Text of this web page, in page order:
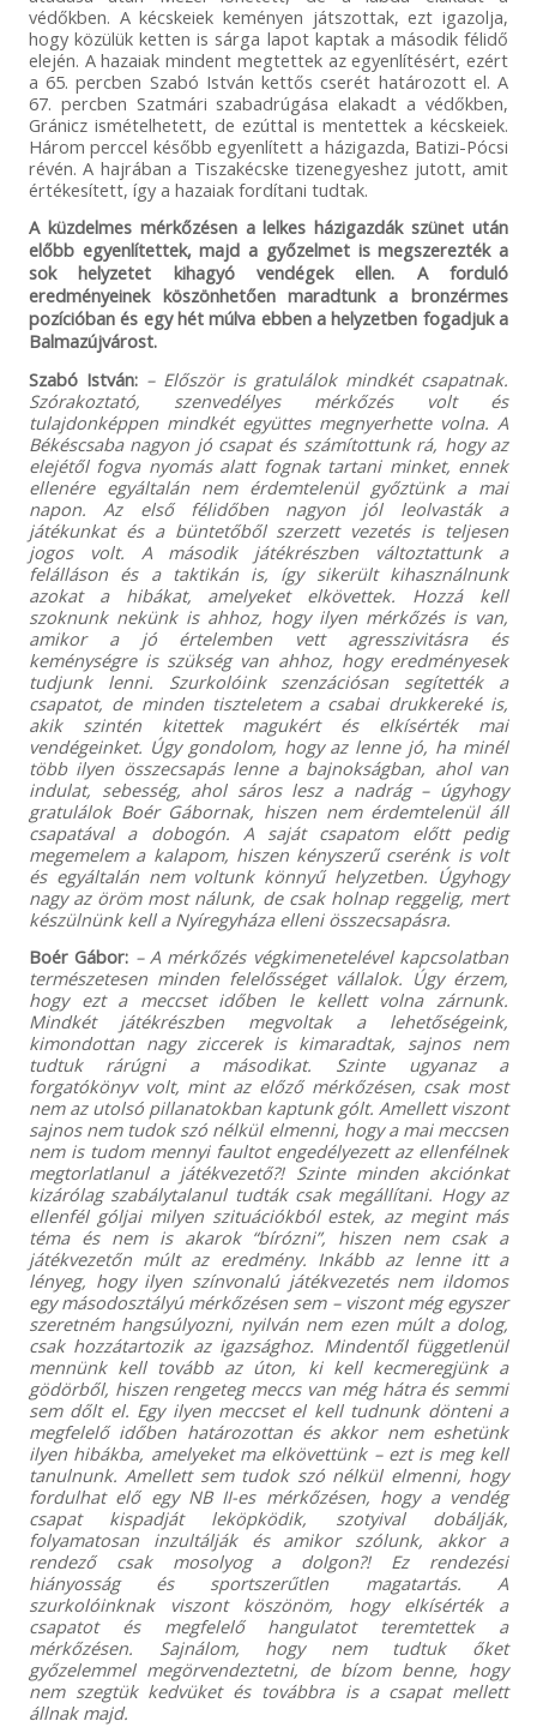
védőkben. A kécskeiek keményen játszottak, ezt igazolja,
hogy közülük ketten is sárga lapot kaptak a második félidő
elején. A hazaiak mindent megtettek az egyenlítésért, ezért
a 65. percben Szabó István kettős cserét határozott el. A
67. percben Szatmári szabadrúgása elakadt a védőkben,
Gránicz ismételhetett, de ezúttal is mentettek a kécskeiek.
Három perccel később egyenlített a házigazda, Batizi-Pócsi
révén. A hajrában a Tiszakécske tizenegyeshez jutott, amit
értékesített, így a hazaiak fordítani tudtak.
A küzdelmes mérkőzésen a lelkes házigazdák szünet után
előbb egyenlítettek, majd a győzelmet is megszerezték a
sok helyzetet kihagyó vendégek ellen. A forduló
eredményeinek köszönhetően maradtunk a bronzérmes
pozícióban és egy hét múlva ebben a helyzetben fogadjuk a
Balmazújvárost.
Szabó István: – Először is gratulálok mindkét csapatnak.
Szórakoztató, szenvedélyes mérkőzés volt és
tulajdonképpen mindkét együttes megnyerhette volna. A
Békéscsaba nagyon jó csapat és számítottunk rá, hogy az
elejétől fogva nyomás alatt fognak tartani minket, ennek
ellenére egyáltalán nem érdemtelenül győztünk a mai
napon. Az első félidőben nagyon jól leolvasták a
játékunkat és a büntetőből szerzett vezetés is teljesen
jogos volt. A második játékrészben változtattunk a
felálláson és a taktikán is, így sikerült kihasználnunk
azokat a hibákat, amelyeket elkövettek. Hozzá kell
szoknunk nekünk is ahhoz, hogy ilyen mérkőzés is van,
amikor a jó értelemben vett agresszivitásra és
keménységre is szükség van ahhoz, hogy eredményesek
tudjunk lenni. Szurkolóink szenzációsan segítették a
csapatot, de minden tiszteletem a csabai drukkereké is,
akik szintén kitettek magukért és elkísérték mai
vendégeinket. Úgy gondolom, hogy az lenne jó, ha minél
több ilyen összecsapás lenne a bajnokságban, ahol van
indulat, sebesség, ahol sáros lesz a nadrág – úgyhogy
gratulálok Boér Gábornak, hiszen nem érdemtelenül áll
csapatával a dobogón. A saját csapatom előtt pedig
megemelem a kalapom, hiszen kényszerű cserénk is volt
és egyáltalán nem voltunk könnyű helyzetben. Úgyhogy
nagy az öröm most nálunk, de csak holnap reggelig, mert
készülnünk kell a Nyíregyháza elleni összecsapásra.
Boér Gábor: – A mérkőzés végkimenetelével kapcsolatban
természetesen minden felelősséget vállalok. Úgy érzem,
hogy ezt a meccset időben le kellett volna zárnunk.
Mindkét játékrészben megvoltak a lehetőségeink,
kimondottan nagy ziccerek is kimaradtak, sajnos nem
tudtuk rárúgni a másodikat. Szinte ugyanaz a
forgatókönyv volt, mint az előző mérkőzésen, csak most
nem az utolsó pillanatokban kaptunk gólt. Amellett viszont
sajnos nem tudok szó nélkül elmenni, hogy a mai meccsen
nem is tudom mennyi faultot engedélyezett az ellenfélnek
megtorlatlanul a játékvezető?! Szinte minden akciónkat
kizárólag szabálytalanul tudták csak megállítani. Hogy az
ellenfél góljai milyen szituációkból estek, az megint más
téma és nem is akarok “bírózni”, hiszen nem csak a
játékvezetőn múlt az eredmény. Inkább az lenne itt a
lényeg, hogy ilyen színvonalú játékvezetés nem ildomos
egy másodosztályú mérkőzésen sem – viszont még egyszer
szeretném hangsúlyozni, nyilván nem ezen múlt a dolog,
csak hozzátartozik az igazsághoz. Mindentől függetlenül
mennünk kell tovább az úton, ki kell kecmeregjünk a
gödörből, hiszen rengeteg meccs van még hátra és semmi
sem dőlt el. Egy ilyen meccset el kell tudnunk dönteni a
megfelelő időben határozottan és akkor nem eshetünk
ilyen hibákba, amelyeket ma elkövettünk – ezt is meg kell
tanulnunk. Amellett sem tudok szó nélkül elmenni, hogy
fordulhat elő egy NB II-es mérkőzésen, hogy a vendég
csapat kispadját leköpködik, szotyival dobálják,
folyamatosan inzultálják és amikor szólunk, akkor a
rendező csak mosolyog a dolgon?! Ez rendezési
hiányosság és sportszerűtlen magatartás. A
szurkolóinknak viszont köszönöm, hogy elkísérték a
csapatot és megfelelő hangulatot teremtettek a
mérkőzésen. Sajnálom, hogy nem tudtuk őket
győzelemmel megörvendeztetni, de bízom benne, hogy
nem szegtük kedvüket és továbbra is a csapat mellett
állnak majd.